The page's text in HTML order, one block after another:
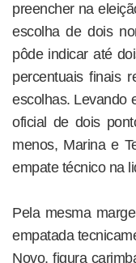
preencher na
escolha de dois
pôde indicar até
percentuais finais
escolhas. Levando
oficial de dois
menos, Marina e
empate técnico na
Pela mesma
empatada
Novo, figura